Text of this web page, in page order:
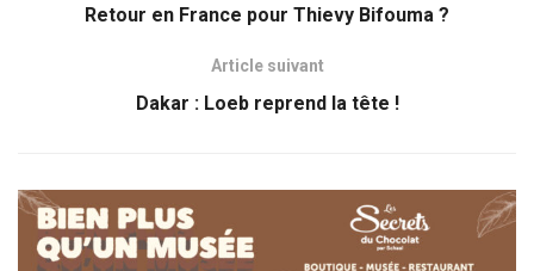
Retour en France pour Thievy Bifouma ?
Article suivant
Dakar : Loeb reprend la tête !